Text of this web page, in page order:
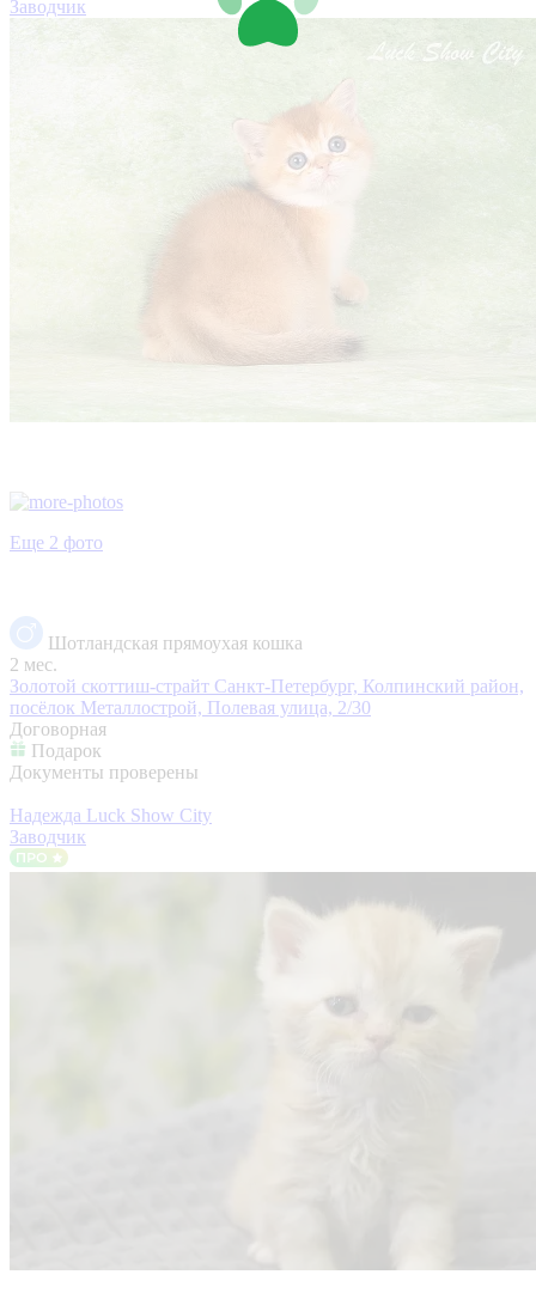
Заводчик
Еще 2 фото
Шотландская прямоухая кошка
2 мес.
Золотой скоттиш-страйт Санкт-Петербург, Колпинский район,
посёлок Металлострой, Полевая улица, 2/30
Договорная
Подарок
Документы проверены
Надежда Luck Show City
Заводчик